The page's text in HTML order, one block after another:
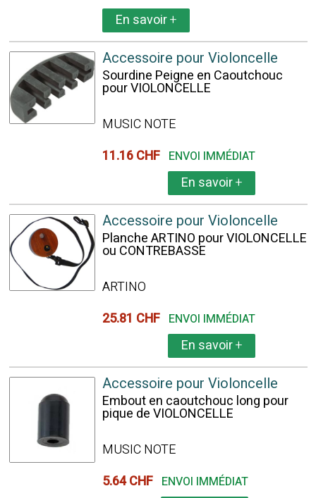
En savoir+
Accessoire pour Violoncelle
Sourdine Peigne en Caoutchouc
pour VIOLONCELLE
MUSIC NOTE
11.16 CHF ENVOI IMMÉDIAT
En savoir+
Accessoire pour Violoncelle
Planche ARTINO pour VIOLONCELLE
ou CONTREBASSE
ARTINO
25.81 CHF ENVOI IMMÉDIAT
En savoir+
Accessoire pour Violoncelle
Embout en caoutchouc long pour
pique de VIOLONCELLE
MUSIC NOTE
5.64 CHF ENVOI IMMÉDIAT